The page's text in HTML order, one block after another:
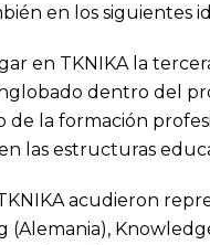
en los siguientes
en TKNIKA la
dentro del
la formación
las estructuras
acudieron